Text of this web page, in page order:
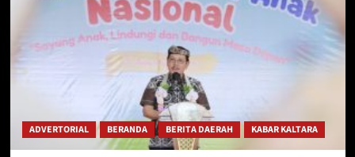
ADVERTORIAL BERANDA BERITA DAERAH KABAR KALTARA